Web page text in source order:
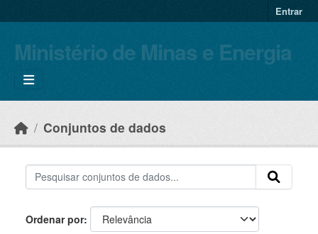
Entrar
Ministério de Minas e Energia
Conjuntos de dados
Ordenar por